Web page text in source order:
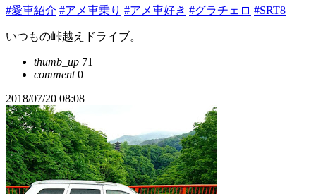
#愛車紹介 #アメ車乗り #アメ車好き #グラチェロ #SRT8
いつもの峠越えドライブ。
thumb_up 71
comment0
2018/07/20 08:08